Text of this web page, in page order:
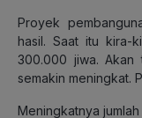
Proyek
hasil. Saat itu kira-
300.000 jiwa. Akan
semakin meningkat.
Meningkatnya